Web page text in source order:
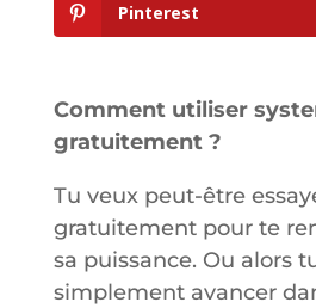
Pinterest
Comment utiliser
gratuitement ?
Tu veux peut-être
gratuitement pour te
sa puissance. Ou alors
simplement avancer